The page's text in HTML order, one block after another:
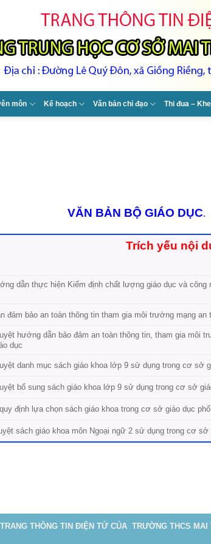
môn Kế hoạch Văn bản chỉ đạo Thi đua –
VĂN BẢN BỘ GIÁO DỤC.
Trích yếu nội
dẫn thực hiện Kiểm định chất lượng giáo dục và
đảm bảo an toàn thông tin tham gia môi trường mạng
hướng dẫn bảo đảm an toàn thông tin, tham gia môi
dục
danh mục sách giáo khoa lớp 9 sử dụng trong cơ sở
bổ sung sách giáo khoa lớp 9 sử dụng trong cơ sở
định lựa chọn sách giáo khoa trong cơ sở giáo dục
sách giáo khoa môn Ngoại ngữ 2 sử dụng trong cơ sở
TRANG THÔNG TIN ĐIỆN TỬ CỦA TRƯỜNG THCS MAI